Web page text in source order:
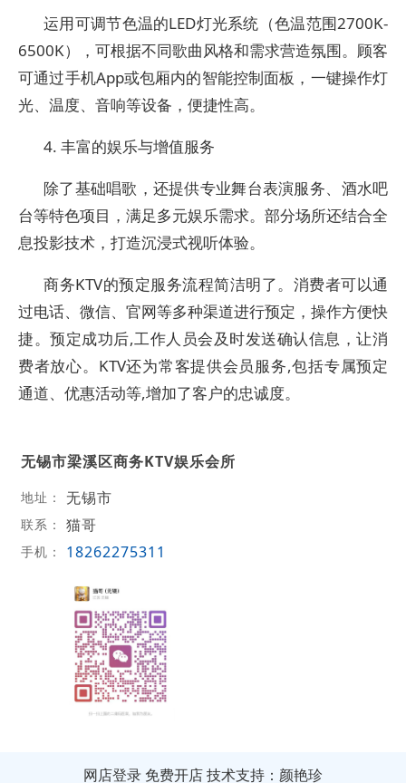
运用‌可调节色温的LED灯光系统‌（色温范围2700K-
6500K），可根据不同歌曲风格和需求营造氛围。顾客
可通过‌手机App或包厢内的智能控制面板‌，一键操作灯
光、温度、音响等设备，便捷性高。
‌4. 丰富的娱乐与增值服务‌
除了基础唱歌，还提供‌专业舞台表演服务‌、‌酒水吧
台‌等特色项目，满足多元娱乐需求。部分场所还结合‌全
息投影技术‌，打造沉浸式视听体验。
商务KTV的预定服务流程简洁明了。消费者可以通
过电话、微信、官网等多种渠道进行预定，操作方便快
捷。预定成功后,工作人员会及时发送确认信息，让消
费者放心。KTV还为常客提供会员服务,包括专属预定
通道、优惠活动等,增加了客户的忠诚度。
无锡市梁溪区商务KTV娱乐会所
地址： 无锡市
联系： 猫哥
手机： 18262275311
网店登录 免费开店技术支持：颜艳珍